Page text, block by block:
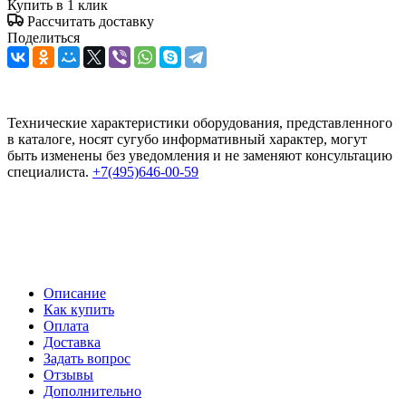
Купить в 1 клик
Рассчитать доставку
Поделиться
Технические характеристики оборудования, представленного
в каталоге, носят сугубо информативный характер, могут
быть изменены без уведомления и не заменяют консультацию
специалиста. +7(495)646-00-59
Описание
Как купить
Оплата
Доставка
Задать вопрос
Отзывы
Дополнительно